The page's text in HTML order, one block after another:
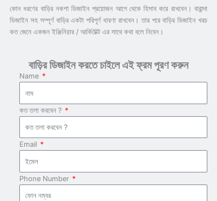
কোন ধরণের বাড়ির নকশা ডিজাইন প্রয়োজন আগে থেকে হিসাব করে রাখবেন। বারান্দা
ডিজাইন সহ সম্পূর্ণ বাড়ির একটা পরিপূর্ণ ধারণা রাখবেন। তার পরে বাড়ির ডিজাইন খরচ
কত জেনে একজন ইঞ্জিনিয়ার / আর্কিটেক্ট এর সাথে কথা বলে নিবেন।
বাড়ির ডিজাইন করতে চাইলে এই ফ্রম পূরণ করুন
Name
কত তলা করবেন ?
Email
Phone Number